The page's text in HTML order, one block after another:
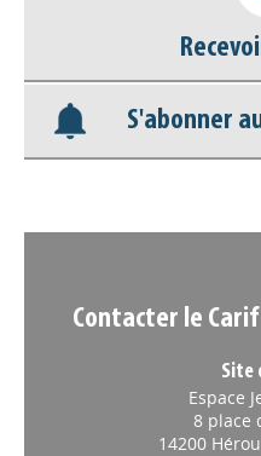
Base
Nos veilles
S'abonner
Contacter le
Site
Espace
8 place
14200